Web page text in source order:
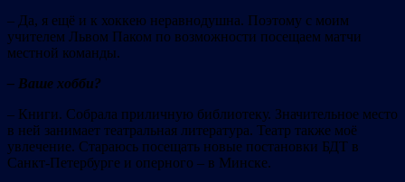
– Да, я ещё и к хоккею неравнодушна. Поэтому с моим
учителем Львом Паком по возможности посещаем матчи
местной команды.
– Ваше хобби?
– Книги. Собрала приличную библиотеку. Значительное место
в ней занимает театральная литература. Театр также моё
увлечение. Стараюсь посещать новые постановки БДТ в
Санкт-Петербурге и оперного – в Минске.